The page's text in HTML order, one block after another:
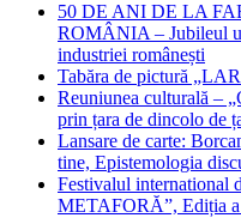
50 DE ANI DE LA
ROMÂNIA – Jubileul
industriei românești
Tabăra de pictură
Reuniunea culturală –
prin țara de dincolo de
Lansare de carte:
tine, Epistemologia
Festivalul international
METAFORĂ”, Ediția